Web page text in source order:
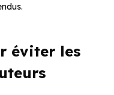
éviter les